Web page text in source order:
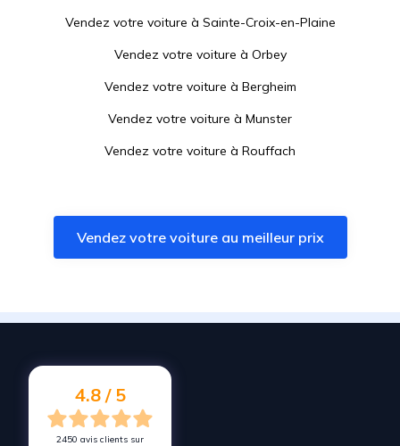
Vendez votre voiture à Sainte-Croix-en-Plaine
Vendez votre voiture à Orbey
Vendez votre voiture à Bergheim
Vendez votre voiture à Munster
Vendez votre voiture à Rouffach
Vendez votre voiture àSainte-Marie-aux-Mines
Vendez votre voiture àBiesheim
Vendez votre voiture à
Vendez votre voiture au meilleur prix
4.8 / 5
2450 avis clients sur